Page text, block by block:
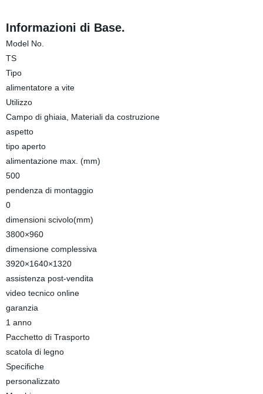
Informazioni di Base.
Model No.
TS
Tipo
alimentatore a vite
Utilizzo
Campo di ghiaia, Materiali da costruzione
aspetto
tipo aperto
alimentazione max. (mm)
500
pendenza di montaggio
0
dimensioni scivolo(mm)
3800×960
dimensione complessiva
3920×1640×1320
assistenza post-vendita
video tecnico online
garanzia
1 anno
Pacchetto di Trasporto
scatola di legno
Specifiche
personalizzato